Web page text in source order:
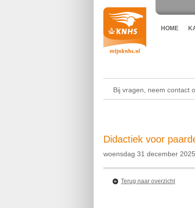
HOME
Bij vragen, neem contact
Didactiek voor
woensdag 31 december
Terug naar overzicht